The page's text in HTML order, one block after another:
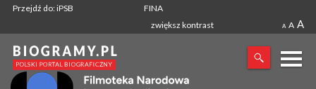
Przejdź do: iPSB
FINA
zwiększ kontrast
A A A